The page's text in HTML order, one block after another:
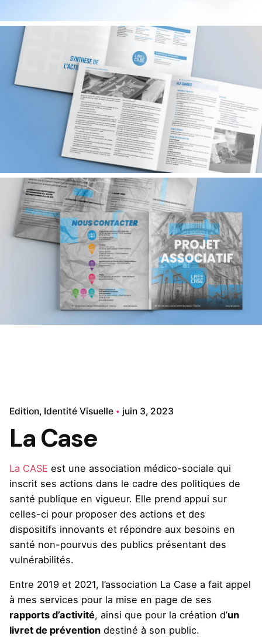
Edition Identité Visuelle juin 3, 2023
La Case
La CASE est une association médico-sociale qui
inscrit ses actions dans le cadre des politiques de
santé publique en vigueur. Elle prend appui sur
celles-ci pour proposer des actions et des
dispositifs innovants et répondre aux besoins en
santé non-pourvus des publics présentant des
vulnérabilités.
Entre 2019 et 2021, l’association La Case a fait appel
à mes services pour la mise en page de ses
rapports d’activité, ainsi que pour la création d’un
livret de prévention destiné à son public.